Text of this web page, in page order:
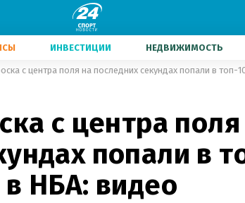
ИНВЕСТИЦИИ НЕДВИЖИМОСТЬ
с центра
попали в
НБА: видео